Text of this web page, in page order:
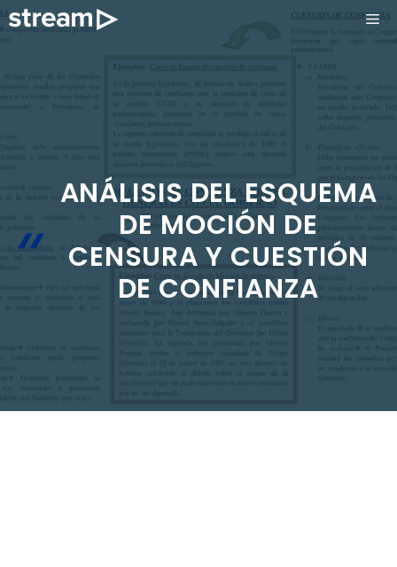
Saltar
ANÁLISIS DEL ESQUEMA
DE MOCIÓN DE
CENSURA Y CUESTIÓN
DE CONFIANZA